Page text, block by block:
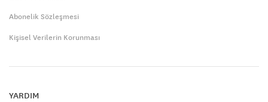
Abonelik Sözleşmesi
Kişisel Verilerin Korunması
YARDIM